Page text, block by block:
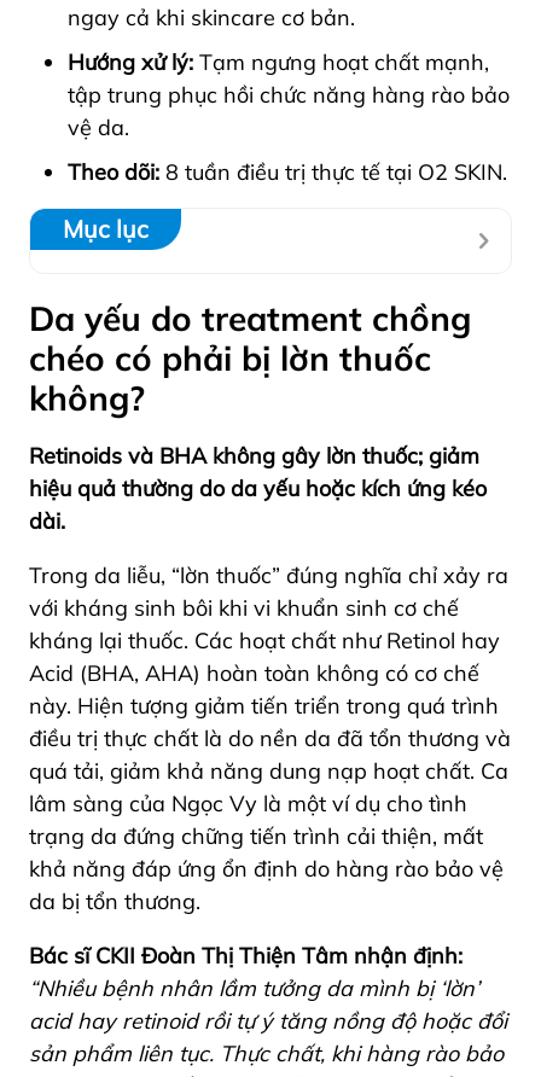
ngay cả khi skincare cơ bản.
Hướng xử lý: Tạm ngưng hoạt chất mạnh,
tập trung phục hồi chức năng hàng rào bảo
vệ da.
Theo dõi: 8 tuần điều trị thực tế tại O2 SKIN.
Mục lục
Da yếu do treatment chồng
chéo có phải bị lờn thuốc
không?
Retinoids và BHA không gây lờn thuốc; giảm
hiệu quả thường do da yếu hoặc kích ứng kéo
dài.
Trong da liễu, “lờn thuốc” đúng nghĩa chỉ xảy ra
với kháng sinh bôi khi vi khuẩn sinh cơ chế
kháng lại thuốc. Các hoạt chất như Retinol hay
Acid (BHA, AHA) hoàn toàn không có cơ chế
này. Hiện tượng giảm tiến triển trong quá trình
điều trị thực chất là do nền da đã tổn thương và
quá tải, giảm khả năng dung nạp hoạt chất. Ca
lâm sàng của Ngọc Vy là một ví dụ cho tình
trạng da đứng chững tiến trình cải thiện, mất
khả năng đáp ứng ổn định do hàng rào bảo vệ
da bị tổn thương.
Bác sĩ CKII Đoàn Thị Thiện Tâm nhận định:
“Nhiều bệnh nhân lầm tưởng da mình bị ‘lờn’
acid hay retinoid rồi tự ý tăng nồng độ hoặc đổi
sản phẩm liên tục. Thực chất, khi hàng rào bảo